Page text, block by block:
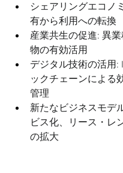
シェアリングエコノ
有から利用への転換
産業共生の促進: 異
物の有効活用
デジタル技術の活用:
ックチェーンによる
管理
新たなビジネスモデ
ビス化、リース・レ
の拡大